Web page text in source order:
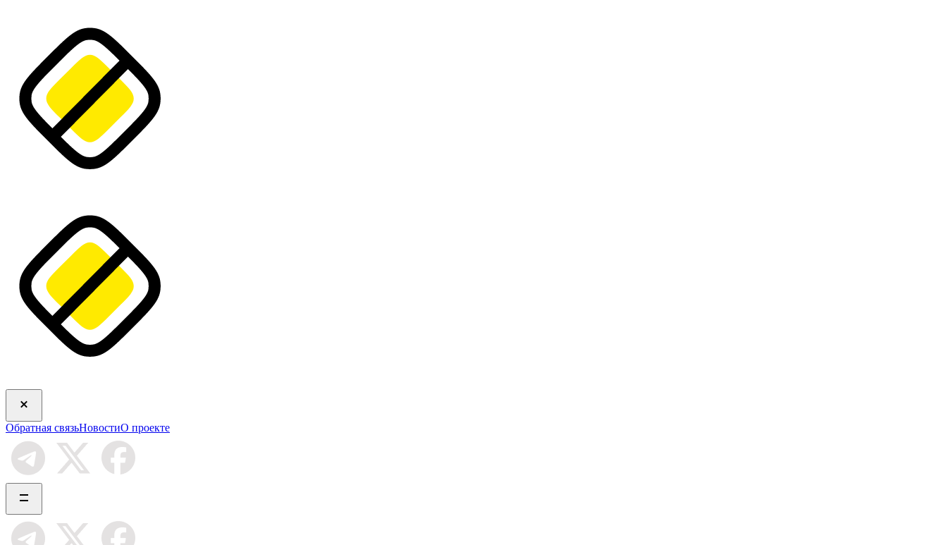
Обратная связьНовостиО проекте